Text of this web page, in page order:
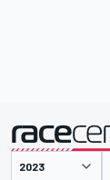
presentado por